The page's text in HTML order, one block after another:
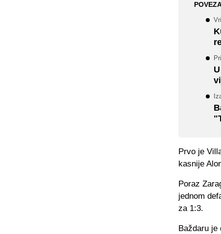
Prvo je
kasnije
Poraz
jednom
za 1:3.
Baždaru